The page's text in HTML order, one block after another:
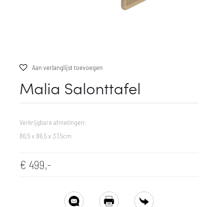
Aan verlanglijst toevoegen
Malia Salonttafel
Verkrijgbare afmetingen:
86,5 x 86,5 x 37,5cm
€ 499,-